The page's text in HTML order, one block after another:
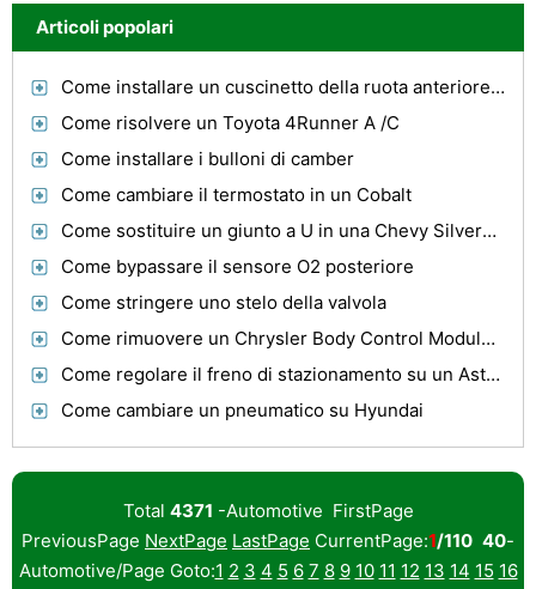
Articoli popolari
Come installare un cuscinetto della ruota anteriore per una Hyundai Elantra
Come risolvere un Toyota 4Runner A /C
Come installare i bulloni di camber
Come cambiare il termostato in un Cobalt
Come sostituire un giunto a U in una Chevy Silverado
Come bypassare il sensore O2 posteriore
Come stringere uno stelo della valvola
Come rimuovere un Chrysler Body Control Module (BCM)
Come regolare il freno di stazionamento su un Astro Van
Come cambiare un pneumatico su Hyundai
Total 4371 -Automotive FirstPage
PreviousPage NextPage LastPage CurrentPage:1/110 40-
Automotive/Page Goto:1 2 3 4 5 6 7 8 9 10 11 12 13 14 15 16